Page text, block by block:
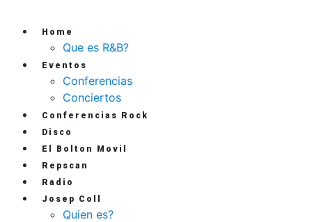
Home
Que es R&B?
Eventos
Conferencias
Conciertos
Conferencias Rock
Disco
El Bolton Movil
Repscan
Radio
Josep Coll
Quien es?